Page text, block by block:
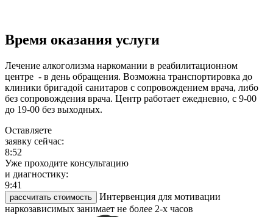
Время оказания услуги
Лечение алкоголизма наркомании в реабилитационном
центре - в день обращения. Возможна транспортировка до
клиники бригадой санитаров с сопровождением врача, либо
без сопровождения врача. Центр работает ежедневно, с 9-00
до 19-00 без выходных.
Оставляете
заявку сейчас:
8:52
Уже проходите консультацию
и диагностику:
9:41
рассчитать стоимость
Интервенция для мотивации
наркозависимых занимает не более 2-х часов